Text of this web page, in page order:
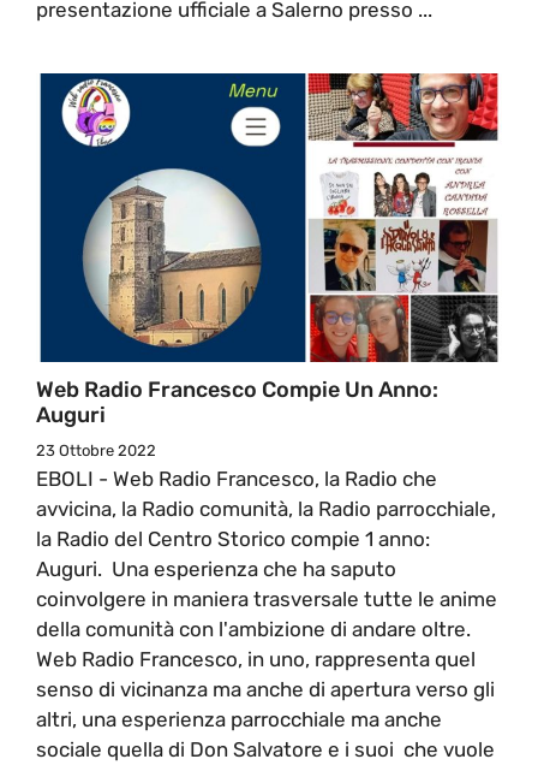
presentazione ufficiale a Salerno presso ...
Web Radio Francesco Compie Un Anno:
Auguri
23 Ottobre 2022
EBOLI - Web Radio Francesco, la Radio che
avvicina, la Radio comunità, la Radio parrocchiale,
la Radio del Centro Storico compie 1 anno:
Auguri. Una esperienza che ha saputo
coinvolgere in maniera trasversale tutte le anime
della comunità con l'ambizione di andare oltre.
Web Radio Francesco, in uno, rappresenta quel
senso di vicinanza ma anche di apertura verso gli
altri, una esperienza parrocchiale ma anche
sociale quella di Don Salvatore e i suoi che vuole